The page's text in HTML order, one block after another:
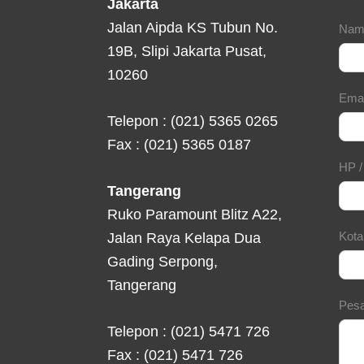
Jakarta
Jalan Aipda KS Tubun No.
19B, Slipi Jakarta Pusat,
10260
Telepon : (021) 5365 0265
Fax : (021) 5365 0187
Tangerang
Ruko Paramount Blitz A22,
Jalan Raya Kelapa Dua
Gading Serpong,
Tangerang
Telepon : (021) 5471 726
Fax : (021) 5471 726
Form
HP
Kota